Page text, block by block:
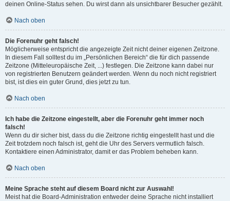
deinen Online-Status sehen. Du wirst dann als unsichtbarer Besucher gezählt.
Nach oben
Die Forenuhr geht falsch!
Möglicherweise entspricht die angezeigte Zeit nicht deiner eigenen Zeitzone.
In diesem Fall solltest du im „Persönlichen Bereich“ die für dich passende
Zeitzone (Mitteleuropäische Zeit, ...) festlegen. Die Zeitzone kann dabei nur
von registrierten Benutzern geändert werden. Wenn du noch nicht registriert
bist, ist dies ein guter Grund, dies jetzt zu tun.
Nach oben
Ich habe die Zeitzone eingestellt, aber die Forenuhr geht immer noch
falsch!
Wenn du dir sicher bist, dass du die Zeitzone richtig eingestellt hast und die
Zeit trotzdem noch falsch ist, geht die Uhr des Servers vermutlich falsch.
Kontaktiere einen Administrator, damit er das Problem beheben kann.
Nach oben
Meine Sprache steht auf diesem Board nicht zur Auswahl!
Meist hat die Board-Administration entweder deine Sprache nicht installiert